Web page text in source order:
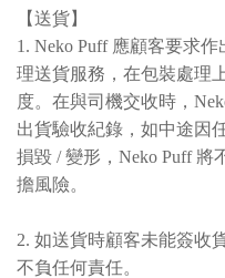
【送貨】
1. Neko Puff 應顧客要求
理送貨服務，在包裝處理
度。在與司機交收時，
出貨驗收紀錄，如中途因
損毀 / 變形，Neko Puff 將
擔風險。
2. 如送貨時顧客未能簽收
不負任何責任。